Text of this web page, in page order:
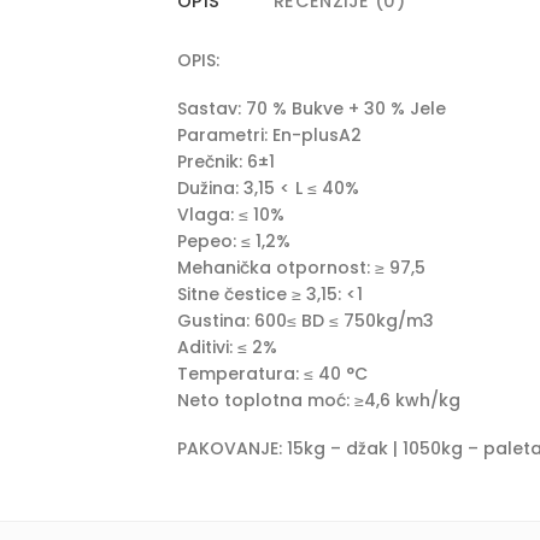
OPIS:
Sastav: 70 % Bukve + 30 % Jele
Parametri: En-plusA2
Prečnik: 6±1
Dužina: 3,15 < L ≤ 40%
Vlaga: ≤ 10%
Pepeo: ≤ 1,2%
Mehanička otpornost: ≥ 97,5
Sitne čestice ≥ 3,15: <1
Gustina: 600≤ BD ≤ 750kg/m3
Aditivi: ≤ 2%
Temperatura: ≤ 40 °C
Neto toplotna moć: ≥4,6 kwh/kg
PAKOVANJE: 15kg – džak | 1050kg – paleta